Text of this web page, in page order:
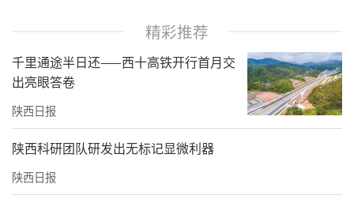
精彩推荐
千里通途半日还——西十高铁开行首月交
出亮眼答卷
陕西日报
陕西科研团队研发出无标记显微利器
陕西日报